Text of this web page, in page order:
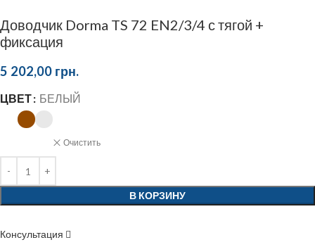
Доводчик Dorma TS 72 EN2/3/4 с тягой +
фиксация
5 202,00 грн.
ЦВЕТ БЕЛЫЙ
Очистить
В КОРЗИНУ
Консультация